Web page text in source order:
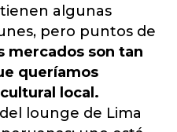
algunas
pero puntos de
mercados son tan
queríamos
local.
lounge de Lima